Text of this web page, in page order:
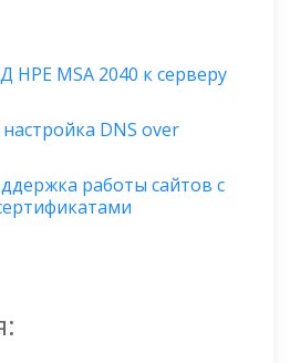
HPE MSA 2040 к серверу
DNS over
работы сайтов с